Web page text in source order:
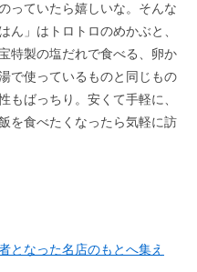
っていたら嬉しいな。そんな
ん」はトロトロのめかぶと、
特製の塩だれで食べる、卵か
で使っているものと同じもの
もばっちり。安くて手軽に、
を食べたくなったら気軽に訪
となった名店のもとへ集え